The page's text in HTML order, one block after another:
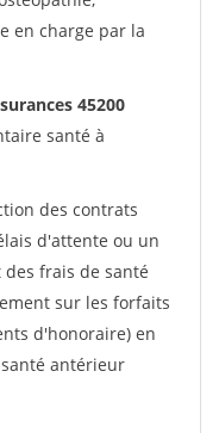
en charge par la
45200
santé à
des contrats
d'attente ou un
frais de santé
sur les forfaits
d'honoraire) en
antérieur